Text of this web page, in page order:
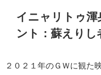
イニャリトゥ渾
ント：蘇えりし
２０２１年のＧＷに観た